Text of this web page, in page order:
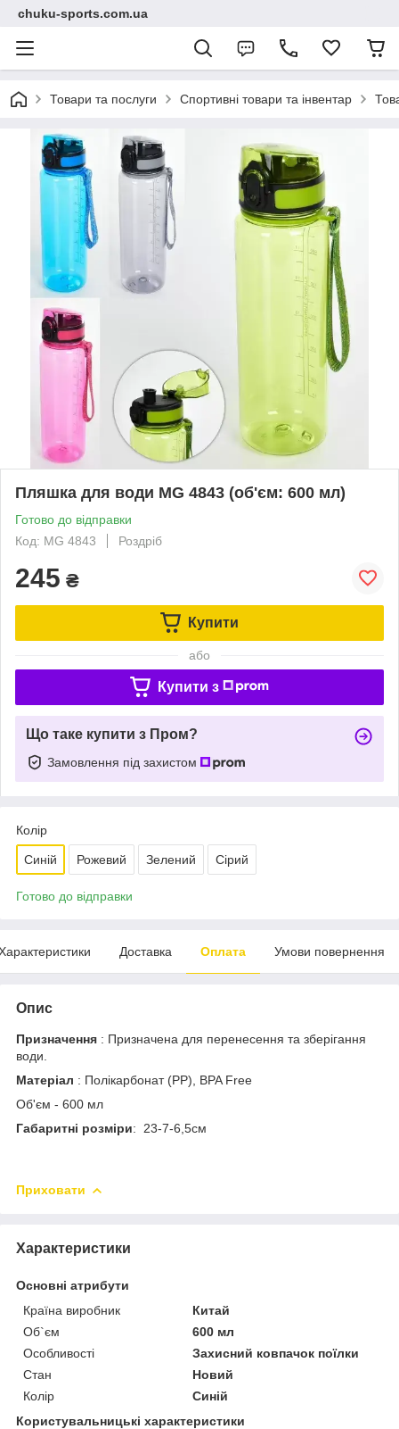
chuku-sports.com.ua
Товари та послуги Спортивні товари та інвентар
Пляшка для води MG 4843 (об'єм: 600 мл)
Готово до відправки
Код: MG 4843
Роздріб
245 ₴
Купити
або
Купити з
Що таке купити з Пром?
Замовлення під захистом
Колір
Синій Рожевий Зелений Сірий
Готово до відправки
Доставка Оплата Умови повернення
Опис
Призначення : Призначена для перенесення та зберігання
води.
Матеріал : Полікарбонат (PP), BPA Free
Об'єм - 600 мл
Габаритні розміри: 23-7-6,5см
Приховати
Характеристики
Основні атрибути
Країна виробник
Китай
Об`єм
600 мл
Особливості
Захисний ковпачок поїлки
Стан
Новий
Колір
Синій
Користувальницькі характеристики